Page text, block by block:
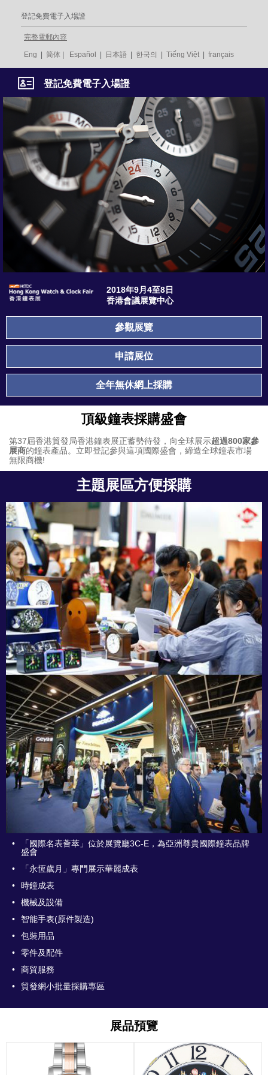
登記免費電子入場證
完整電郵內容
Eng 简体 Español 日本語 한국의 Tiếng Việt français
登記免費電子入場證
2018年9月4至8日
香港會議展覽中心
參觀展覽
申請展位
全年無休網上採購
頂級鐘表採購盛會
第37屆香港貿發局香港鐘表展正蓄勢待發，向全球展示超過800家參
展商的鐘表產品。立即登記參與這項國際盛會，締造全球鐘表市場
無限商機!
主題展區方便採購
•
「國際名表薈萃」位於展覽廳3C-E，為亞洲尊貴國際鐘表品牌
盛會
•
「永恆歲月」專門展示華麗成表
•
時鐘成表
•
機械及設備
•
智能手表(原件製造)
•
包裝用品
•
零件及配件
•
商貿服務
•
貿發網小批量採購專區
展品預覽